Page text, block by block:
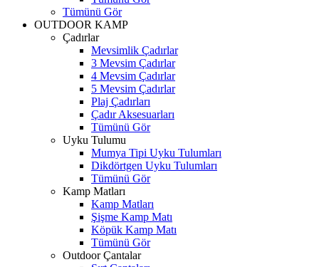
Tümünü Gör
OUTDOOR KAMP
Çadırlar
Mevsimlik Çadırlar
3 Mevsim Çadırlar
4 Mevsim Çadırlar
5 Mevsim Çadırlar
Plaj Çadırları
Çadır Aksesuarları
Tümünü Gör
Uyku Tulumu
Mumya Tipi Uyku Tulumları
Dikdörtgen Uyku Tulumları
Tümünü Gör
Kamp Matları
Kamp Matları
Şişme Kamp Matı
Köpük Kamp Matı
Tümünü Gör
Outdoor Çantalar